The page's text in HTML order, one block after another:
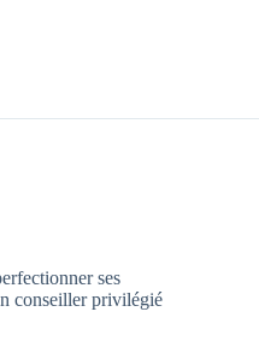
ses
conseiller privilégié